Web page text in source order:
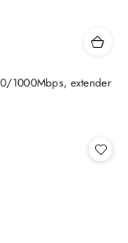
1000Mbps, extender